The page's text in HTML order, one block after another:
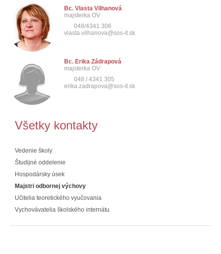
Bc. Vlasta Vilhanová
majsterka OV
048/4341 306
vlasta.vilhanova@sos-it.sk
Bc. Erika Zádrapová
majsterka OV
048 / 4341 305
erika.zadrapova@sos-it.sk
Všetky kontakty
Vedenie školy
Študijné oddelenie
Hospodársky úsek
Majstri odbornej výchovy
Učitelia teoretického vyučovania
Vychovávatelia školského internátu